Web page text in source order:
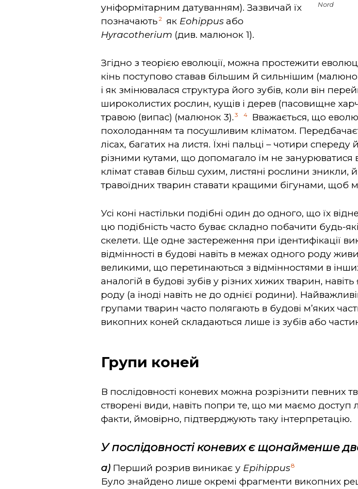
Nord
уніформітарним датуванням). Зазвичай їх
позначають 2 як Eohippus або
Hyracotherium (див. малюнок 1).
Згідно з теорією еволюції, можна простежити
кінь поступово ставав більшим й сильнішим
і як змінювалася структура його зубів, коли він
широколистих рослин, кущів і дерев (пасовищне
травою (випас) (малюнок 3). 3 4
Вважається, що
похолоданням та посушливим кліматом.
лісах, багатих на листя. Їхні пальці – чотири
різними кутами, що допомагало їм не занурюватися
клімат ставав більш сухим, листяні рослини
травоїдних тварин ставати кращими бігунами, щоб
Усі коні настільки подібні один до одного, що їх
цю подібність часто буває складно побачити будь-
скелети. Ще одне застереження при ідентифікації
відмінності в будові навіть в межах одного роду
великими, що перетинаються з відмінностями в
аналогій в будові зубів у різних хижих тварин,
роду (а іноді навіть не до однієї родини).
групами тварин часто полягають в будові м’яких
викопних коней складаються лише із зубів або
Групи коней
В послідовності коневих можна розрізнити певних
створені види, навіть попри те, що ми маємо доступ
факти, ймовірно, підтверджують таку інтерпретацію.
У послідовності коневих є щонайменше
а)Перший розрив виникає у Epihippus8
Було знайдено лише окремі фрагменти викопних